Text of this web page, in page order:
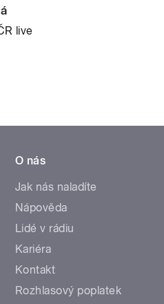
live
O nás
Jak nás naladíte
Nápověda
Lidé v rádiu
Kariéra
Kontakt
Rozhlasový poplatek